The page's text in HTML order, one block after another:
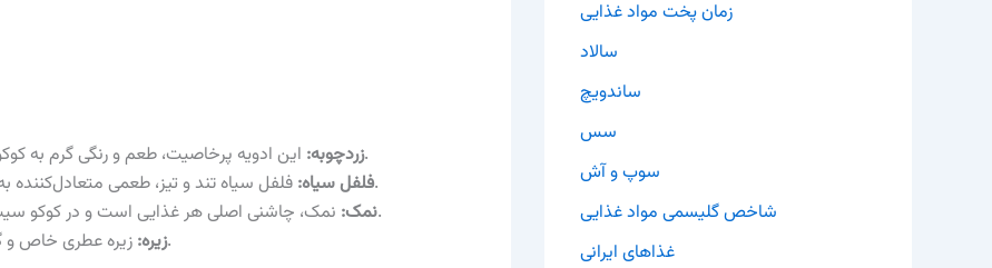
زردچوبه:این ادویه پرخاصیت، طعم و رنگی گرم به کوکو می‌دهد و عطر و بوی آن اشتها را برمی‌انگیزد.
فلفل سیاه:فلفل سیاه تند و تیز، طعمی متعادل‌کننده به کوکو اضافه می‌کند و آن را دلچسب‌تر می‌کند.
نمک:نمک، چاشنی اصلی هر غذایی است و در کوکو سیب زمینی نیز نقشی اساسی در طعم و مزه دارد.
زیره:زیره عطری خاص و گرم به کوکو می‌دهد و آن را خوشمزه‌تر می‌کند.
زمان پخت مواد غذایی
سالاد
ساندویچ
سس
سوپ و آش
شاخص گلیسمی مواد غذایی
غذاهای ایرانی